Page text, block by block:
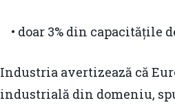
• doar 3% din capacitățile
Industria avertizează că
industrială din domeniu,